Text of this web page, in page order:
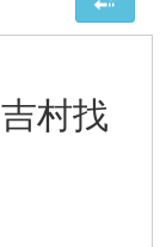
村找